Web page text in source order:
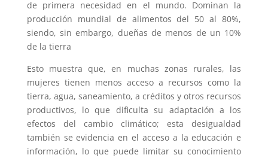
de primera necesidad en el mundo. Dominan la
producción mundial de alimentos del 50 al 80%,
siendo, sin embargo, dueñas de menos de un 10%
de la tierra
Esto muestra que, en muchas zonas rurales, las
mujeres tienen menos acceso a recursos como la
tierra, agua, saneamiento, a créditos y otros recursos
productivos, lo que dificulta su adaptación a los
efectos del cambio climático; esta desigualdad
también se evidencia en el acceso a la educación e
información, lo que puede limitar su conocimiento